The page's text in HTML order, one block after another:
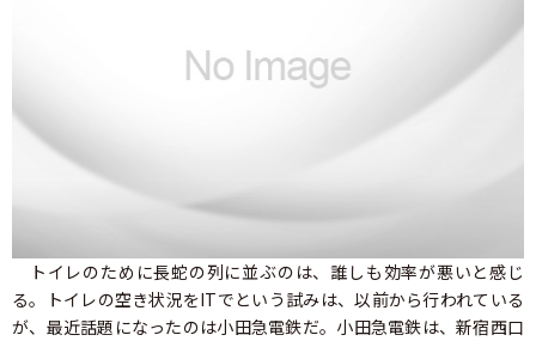
トイレのために長蛇の列に並ぶのは、誰しも効率が悪いと感じ
る。トイレの空き状況をITでという試みは、以前から行われている
が、最近話題になったのは小田急電鉄だ。小田急電鉄は、新宿西口